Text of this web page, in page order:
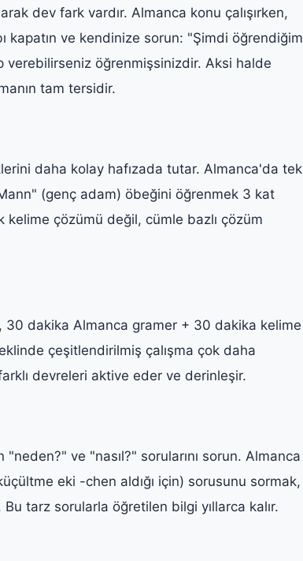
dev fark vardır. Almanca konu çalışırken,
kapatın ve kendinize sorun: "Şimdi öğrendiğim
verebilirseniz öğrenmişsinizdir. Aksi halde
tam tersidir.
daha kolay hafızada tutar. Almanca'da tek
(genç adam) öbeğini öğrenmek 3 kat
çözümü değil, cümle bazlı çözüm
30 dakika Almanca gramer + 30 dakika kelime
çeşitlendirilmiş çalışma çok daha
devreleri aktive eder ve derinleşir.
ve "nasıl?" sorularını sorun. Almanca
eki -chen aldığı için) sorusunu sormak,
tarz sorularla öğretilen bilgi yıllarca kalır.